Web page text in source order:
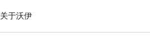
关于沃伊